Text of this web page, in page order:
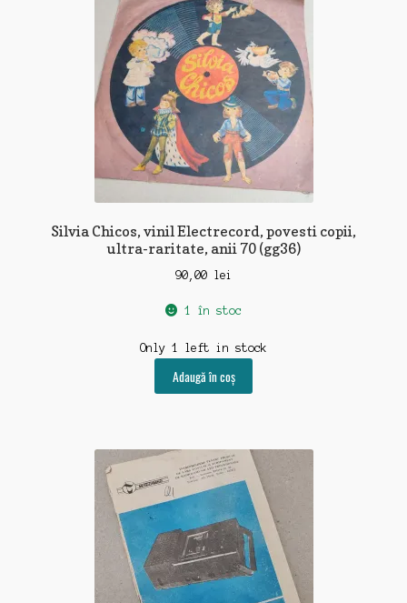
Silvia Chicos, vinil Electrecord, povesti copii,
ultra-raritate, anii 70 (gg36)
90,00 lei
1 în stoc
Only 1 left in stock
Adaugă în coș